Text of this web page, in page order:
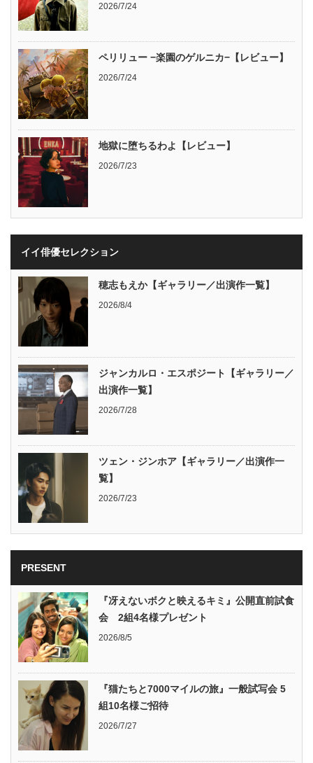
2026/7/24
ペリリュー −楽園のゲルニカ−【レビュー】
2026/7/24
地獄に堕ちるわよ【レビュー】
2026/7/23
イイ俳優セレクション
穂志もえか【ギャラリー／出演作一覧】
2026/8/4
ジャンカルロ・エスポジート【ギャラリー／
出演作一覧】
2026/7/28
ツェン・ジンホア【ギャラリー／出演作一
覧】
2026/7/23
PRESENT
『冴えないボクと映えるキミ』公開直前試食
会 2組4名様プレゼント
2026/8/5
『猫たちと7000マイルの旅』一般試写会 5
組10名様ご招待
2026/7/27